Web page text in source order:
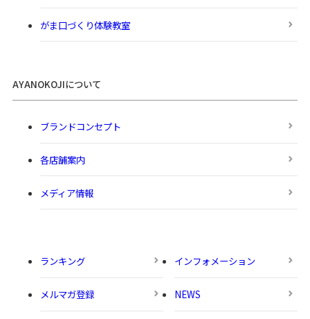
がま口づくり体験教室
AYANOKOJIについて
ブランドコンセプト
各店舗案内
メディア情報
ランキング インフォメーション
メルマガ登録 NEWS